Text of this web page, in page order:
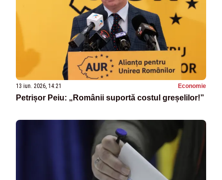
13 iun. 2026, 14:21 Economie
Petrișor Peiu: „Românii suportă costul greșelilor!”